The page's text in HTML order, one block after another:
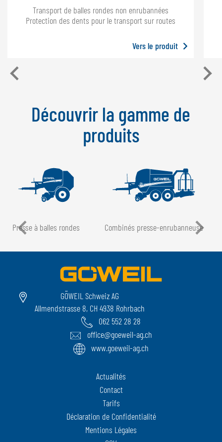
Transport de balles rondes non enrubannées
Protection des dents pour le transport sur routes
Vers le produit
Découvrir la gamme de
produits
Presse à balles rondes Combinés presse-enrubanneuse
GÖWEIL Schweiz AG
Allmendstrasse 8, CH 4938 Rohrbach
062 552 28 28
office@goeweil-ag.ch
www.goeweil-ag.ch
Actualités
Contact
Tarifs
Déclaration de Confidentialité
Mentions Légales